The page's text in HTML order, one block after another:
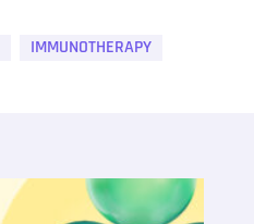
IMMUNOTHERAPY